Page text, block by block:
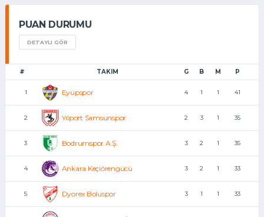
PUAN DURUMU
DETAYLI GÖR
# TAKIM G B M P
1 Eyüpspor 4 1 1 41
2 Yılport Samsunspor 2 3 1 35
3 Bodrumspor A.Ş. 3 2 1 35
4 Ankara Keçiörengücü 3 2 1 33
5 Dyorex Boluspor 3 1 1 33